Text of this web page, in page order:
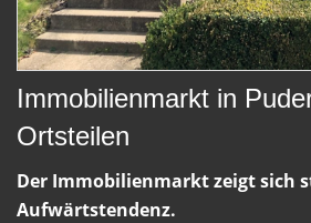
Immobilienmarkt in
Ortsteilen
Der Immobilienmarkt zeigt sich
Aufwärtstendenz.